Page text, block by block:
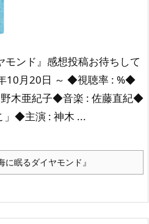
モンド』感想投稿お待ちして
10月20日 ～ ◆視聴率 : %◆
木亜紀子◆音楽 : 佐藤直紀◆
」◆主演 : 神木 ...
に眠るダイヤモンド』